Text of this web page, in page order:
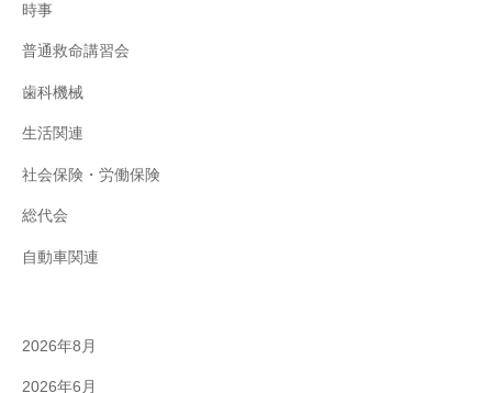
時事
普通救命講習会
歯科機械
生活関連
社会保険・労働保険
総代会
自動車関連
2026年8月
2026年6月